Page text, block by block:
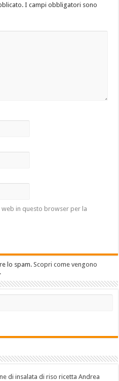
I campi obbligatori sono
web in questo browser per la
lo spam.Scopri come vengono
.
di insalata di riso ricetta Andrea